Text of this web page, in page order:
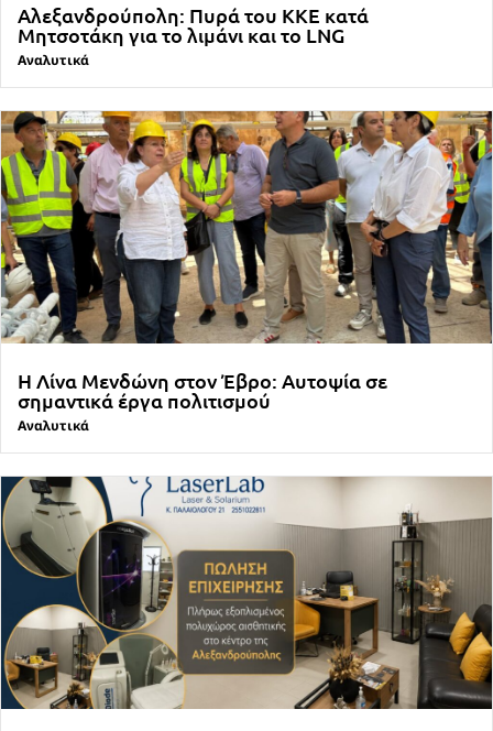
Αλεξανδρούπολη: Πυρά του ΚΚΕ κατά
Μητσοτάκη για το λιμάνι και το LNG
Αναλυτικά
Η Λίνα Μενδώνη στον Έβρο: Αυτοψία σε
σημαντικά έργα πολιτισμού
Αναλυτικά